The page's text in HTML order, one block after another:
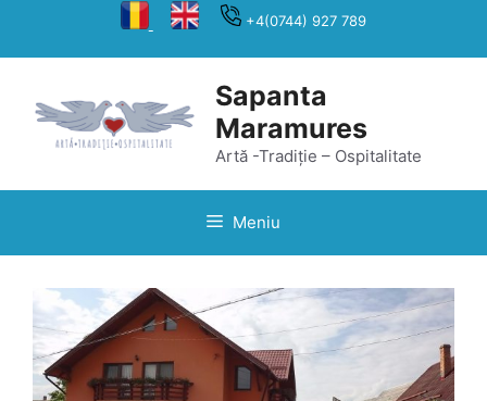
+4(0744) 927 789
Sapanta
Maramures
Artă -Tradiție – Ospitalitate
Meniu